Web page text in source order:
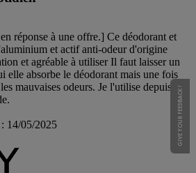
réponse à une offre.] Ce déodorant et
et actif anti-odeur d'origine
et agréable à utiliser Il faut laisser un
elle absorbe le déodorant mais une fois
mauvaises odeurs. Je l'utilise depuis
14/05/2025 GIVE YOUR FEEDBACK !